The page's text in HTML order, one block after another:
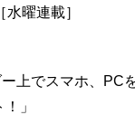
［水曜連載］
上でスマホ、
」